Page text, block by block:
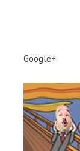
Google+